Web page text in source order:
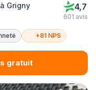
Grigny 4,7
601 avis
+81 NPS
gratuit